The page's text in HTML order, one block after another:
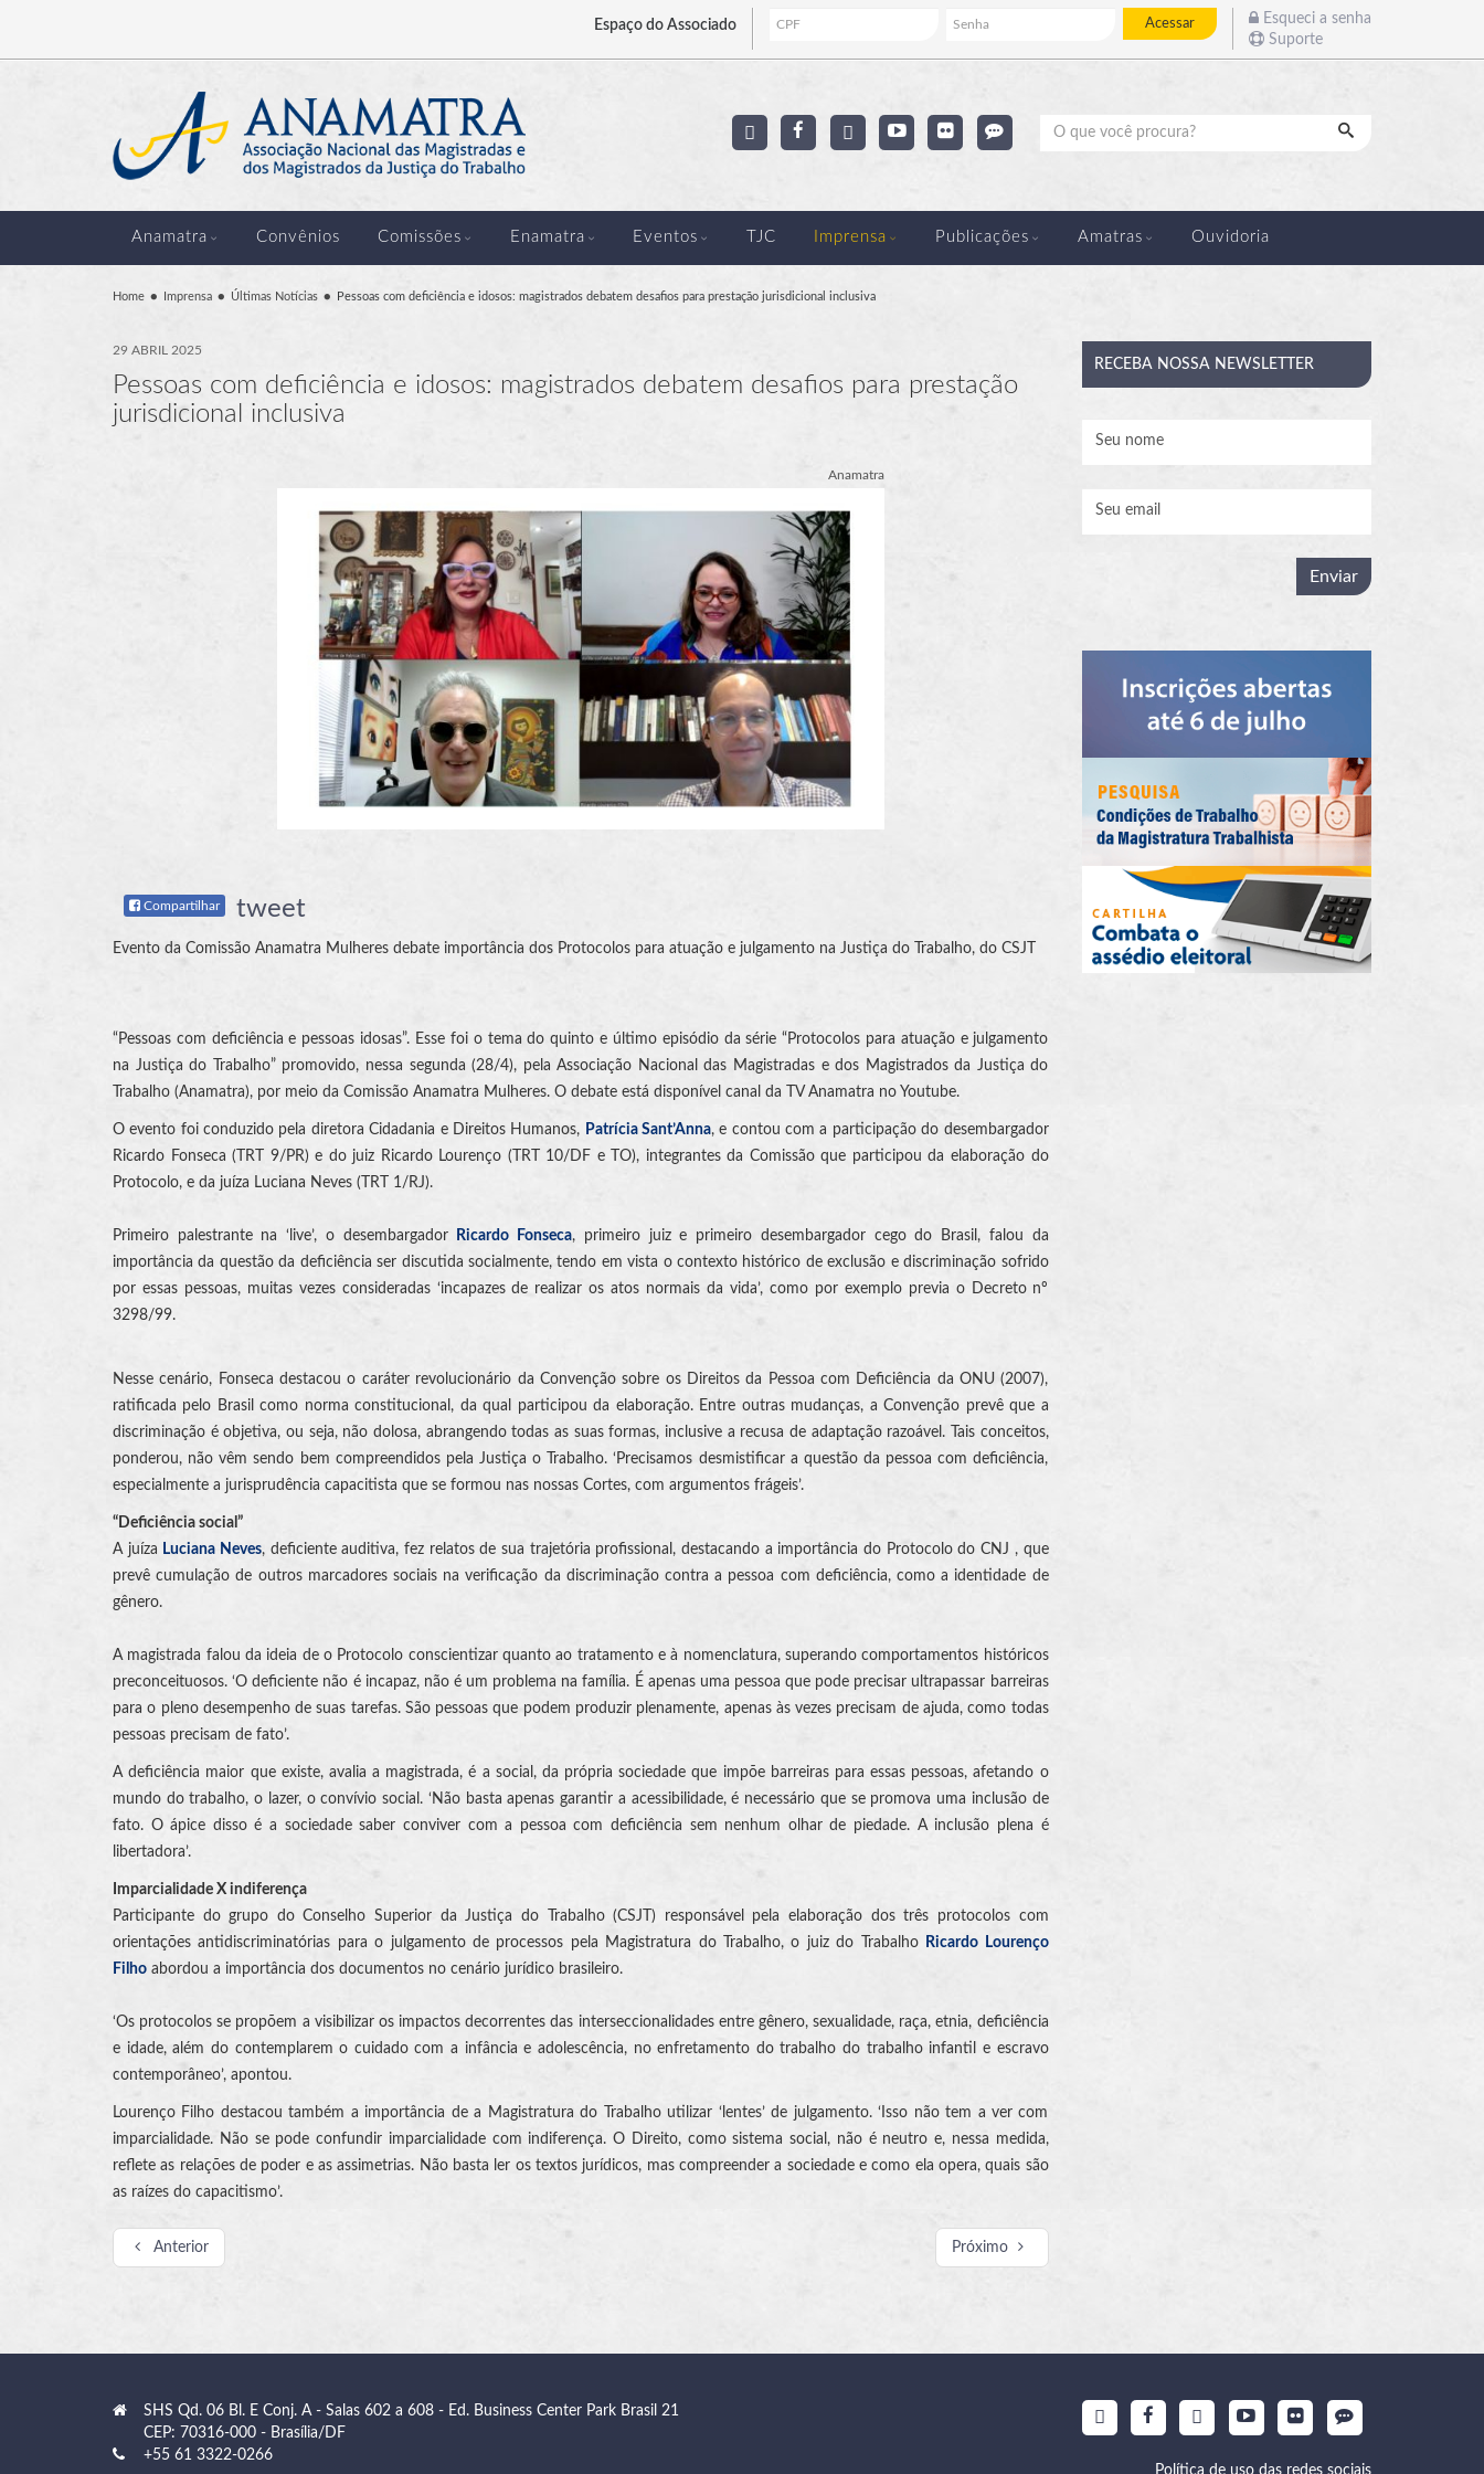
Espaço do Associado Acessar
Esqueci a senha
Suporte
Pesquisar
Anamatra Convênios Comissões Enamatra Eventos TJC Imprensa Publicações Amatras Ouvidoria
Home Imprensa Últimas Notícias Pessoas com deficiência e idosos: magistrados debatem desafios para prestação jurisdicional inclusiva
29 ABRIL 2025
Pessoas com deficiência e idosos: magistrados debatem desafios para prestação
jurisdicional inclusiva
Anamatra
Compartilhar tweet
Evento da Comissão Anamatra Mulheres debate importância dos Protocolos para atuação e julgamento na Justiça do Trabalho, do CSJT
“Pessoas com deficiência e pessoas idosas”. Esse foi o tema do quinto e último episódio da série “Protocolos para atuação e julgamento
na Justiça do Trabalho” promovido, nessa segunda (28/4), pela Associação Nacional das Magistradas e dos Magistrados da Justiça do
Trabalho (Anamatra), por meio da Comissão Anamatra Mulheres. O debate está disponível canal da TV Anamatra no Youtube.
O evento foi conduzido pela diretora Cidadania e Direitos Humanos, Patrícia Sant’Anna, e contou com a participação do desembargador
Ricardo Fonseca (TRT 9/PR) e do juiz Ricardo Lourenço (TRT 10/DF e TO), integrantes da Comissão que participou da elaboração do
Protocolo, e da juíza Luciana Neves (TRT 1/RJ).
Primeiro palestrante na ‘live’, o desembargador Ricardo Fonseca, primeiro juiz e primeiro desembargador cego do Brasil, falou da
importância da questão da deficiência ser discutida socialmente, tendo em vista o contexto histórico de exclusão e discriminação sofrido
por essas pessoas, muitas vezes consideradas ‘incapazes de realizar os atos normais da vida’, como por exemplo previa o Decreto nº
3298/99.
Nesse cenário, Fonseca destacou o caráter revolucionário da Convenção sobre os Direitos da Pessoa com Deficiência da ONU (2007),
ratificada pelo Brasil como norma constitucional, da qual participou da elaboração. Entre outras mudanças, a Convenção prevê que a
discriminação é objetiva, ou seja, não dolosa, abrangendo todas as suas formas, inclusive a recusa de adaptação razoável. Tais conceitos,
ponderou, não vêm sendo bem compreendidos pela Justiça o Trabalho. ‘Precisamos desmistificar a questão da pessoa com deficiência,
especialmente a jurisprudência capacitista que se formou nas nossas Cortes, com argumentos frágeis’.
“Deficiência social”
A juíza Luciana Neves, deficiente auditiva, fez relatos de sua trajetória profissional, destacando a importância do Protocolo do CNJ , que
prevê cumulação de outros marcadores sociais na verificação da discriminação contra a pessoa com deficiência, como a identidade de
gênero.
A magistrada falou da ideia de o Protocolo conscientizar quanto ao tratamento e à nomenclatura, superando comportamentos históricos
preconceituosos. ‘O deficiente não é incapaz, não é um problema na família. É apenas uma pessoa que pode precisar ultrapassar barreiras
para o pleno desempenho de suas tarefas. São pessoas que podem produzir plenamente, apenas às vezes precisam de ajuda, como todas
pessoas precisam de fato’.
A deficiência maior que existe, avalia a magistrada, é a social, da própria sociedade que impõe barreiras para essas pessoas, afetando o
mundo do trabalho, o lazer, o convívio social. ‘Não basta apenas garantir a acessibilidade, é necessário que se promova uma inclusão de
fato. O ápice disso é a sociedade saber conviver com a pessoa com deficiência sem nenhum olhar de piedade. A inclusão plena é
libertadora’.
Imparcialidade X indiferença
Participante do grupo do Conselho Superior da Justiça do Trabalho (CSJT) responsável pela elaboração dos três protocolos com
orientações antidiscriminatórias para o julgamento de processos pela Magistratura do Trabalho, o juiz do Trabalho
Ricardo Lourenço
Filho abordou a importância dos documentos no cenário jurídico brasileiro.
‘Os protocolos se propõem a visibilizar os impactos decorrentes das interseccionalidades entre gênero, sexualidade, raça, etnia, deficiência
e idade, além do contemplarem o cuidado com a infância e adolescência, no enfretamento do trabalho do trabalho infantil e escravo
contemporâneo’, apontou.
Lourenço Filho destacou também a importância de a Magistratura do Trabalho utilizar ‘lentes’ de julgamento. ‘Isso não tem a ver com
imparcialidade. Não se pode confundir imparcialidade com indiferença. O Direito, como sistema social, não é neutro e, nessa medida,
reflete as relações de poder e as assimetrias. Não basta ler os textos jurídicos, mas compreender a sociedade e como ela opera, quais são
as raízes do capacitismo’.
Anterior Próximo
RECEBA NOSSA NEWSLETTER
SHS Qd. 06 Bl. E Conj. A - Salas 602 a 608 - Ed. Business Center Park Brasil 21
CEP: 70316-000 - Brasília/DF
+55 61 3322-0266
Política de uso das redes sociais